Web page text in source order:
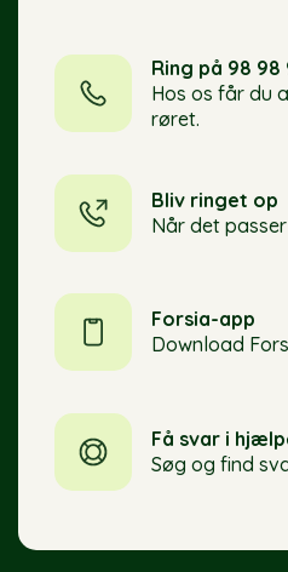
Ring på 98 98
Hos os får du
røret.
Bliv ringet op
Når det
Forsia-app
Download
Få svar i
Søg og find